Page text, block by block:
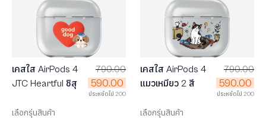
เคสใส AirPods 4
JTC Heartful ชิสุ
790.00
590.00
ประหยัดไป 200
เลือกรุ่นสินค้า
เคสใส AirPods 4
แมวเหมียว 2 สี
790.00
590.00
ประหยัดไป 200
เลือกรุ่นสินค้า